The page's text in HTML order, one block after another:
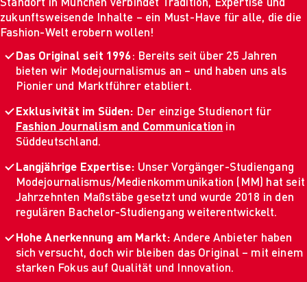
zukunftsweisende Inhalte – ein Must-Have für alle, die die
Fashion-Welt erobern wollen!
Das Original seit 1996: Bereits seit über 25 Jahren
bieten wir Modejournalismus an – und haben uns als
Pionier und Marktführer etabliert.
Exklusivität im Süden: Der einzige Studienort für
Fashion Journalism and Communication in
Süddeutschland.
Langjährige Expertise: Unser Vorgänger-Studiengang
Modejournalismus/Medienkommunikation (MM) hat seit
Jahrzehnten Maßstäbe gesetzt und wurde 2018 in den
regulären Bachelor-Studiengang weiterentwickelt.
Hohe Anerkennung am Markt: Andere Anbieter haben
sich versucht, doch wir bleiben das Original – mit einem
starken Fokus auf Qualität und Innovation.